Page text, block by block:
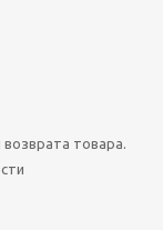
возврата товара.